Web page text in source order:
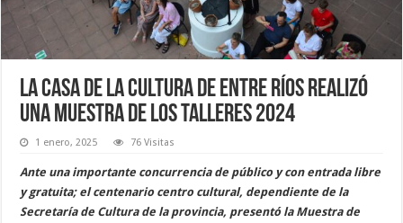
La Casa de la Cultura de Entre Ríos realizó
una muestra de los talleres 2024
1 enero, 2025 76 Visitas
Ante una importante concurrencia de público y con entrada libre
y gratuita; el centenario centro cultural, dependiente de la
Secretaría de Cultura de la provincia, presentó la Muestra de